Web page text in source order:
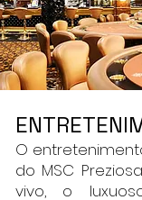
O
do MSC
vivo, o